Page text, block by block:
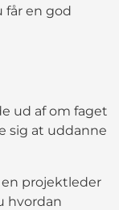
får en god
ud af om faget
sig at uddanne
projektleder
hvordan